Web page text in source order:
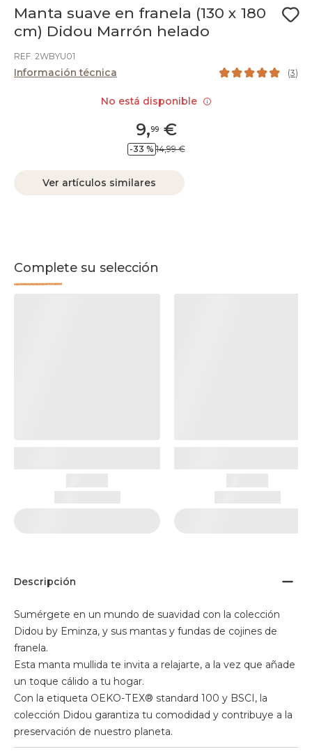
Manta suave en franela (130 x 180
cm) Didou Marrón helado
REF. 2WBYU01
Información técnica (3)
9,99€
-33 % 14,99 €
Ver artículos similares
Complete su selección
Descripción
Sumérgete en un mundo de suavidad con la colección
Didou by Eminza, y sus mantas y fundas de cojines de
franela.
Esta manta mullida te invita a relajarte, a la vez que añade
un toque cálido a tu hogar.
Con la etiqueta OEKO-TEX® standard 100 y BSCI, la
colección Didou garantiza tu comodidad y contribuye a la
preservación de nuestro planeta.